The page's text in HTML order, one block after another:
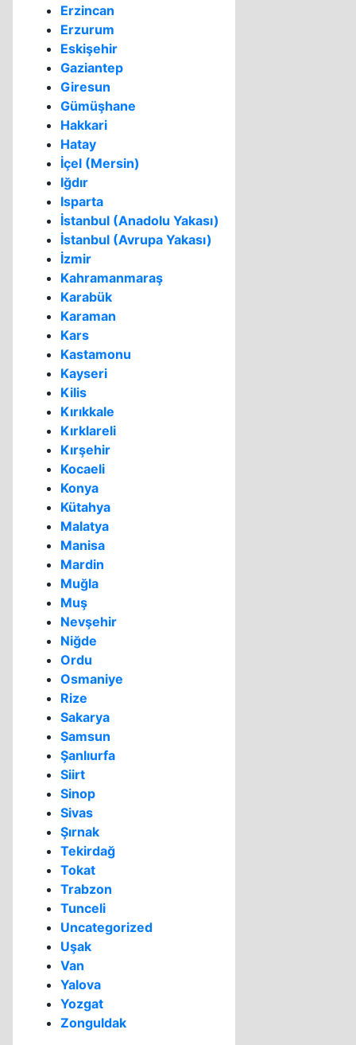
Erzincan
Erzurum
Eskişehir
Gaziantep
Giresun
Gümüşhane
Hakkari
Hatay
İçel (Mersin)
Iğdır
Isparta
İstanbul (Anadolu Yakası)
İstanbul (Avrupa Yakası)
İzmir
Kahramanmaraş
Karabük
Karaman
Kars
Kastamonu
Kayseri
Kilis
Kırıkkale
Kırklareli
Kırşehir
Kocaeli
Konya
Kütahya
Malatya
Manisa
Mardin
Muğla
Muş
Nevşehir
Niğde
Ordu
Osmaniye
Rize
Sakarya
Samsun
Şanlıurfa
Siirt
Sinop
Sivas
Şırnak
Tekirdağ
Tokat
Trabzon
Tunceli
Uncategorized
Uşak
Van
Yalova
Yozgat
Zonguldak